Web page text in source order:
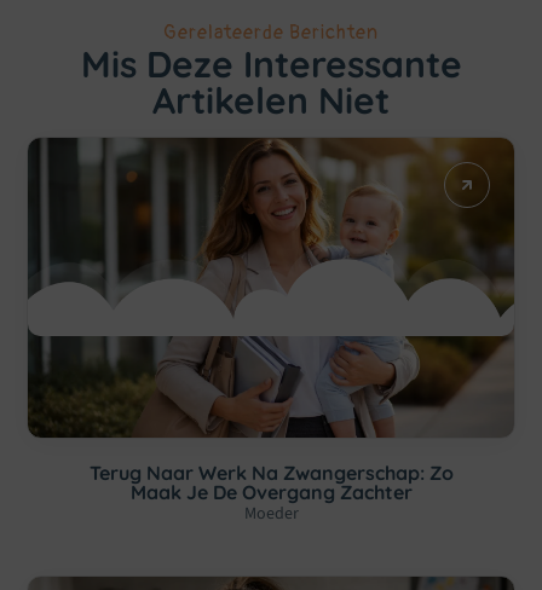
Gerelateerde Berichten
Mis Deze Interessante
Artikelen Niet
Terug Naar Werk Na Zwangerschap: Zo
Maak Je De Overgang Zachter
Moeder